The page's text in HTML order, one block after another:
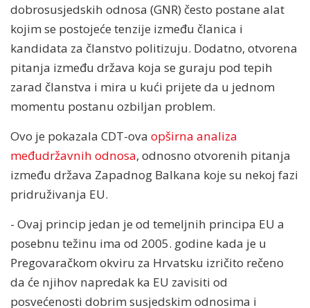
dobrosusjedskih odnosa (GNR) često postane alat
kojim se postojeće tenzije između članica i
kandidata za članstvo politizuju. Dodatno, otvorena
pitanja između država koja se guraju pod tepih
zarad članstva i mira u kući prijete da u jednom
momentu postanu ozbiljan problem.
Ovo je pokazala CDT-ova opširna analiza
međudržavnih odnosa, odnosno otvorenih pitanja
između država Zapadnog Balkana koje su nekoj fazi
pridruživanja EU.
- Ovaj princip jedan je od temeljnih principa EU a
posebnu težinu ima od 2005. godine kada je u
Pregovaračkom okviru za Hrvatsku izričito rečeno
da će njihov napredak ka EU zavisiti od
posvećenosti dobrim susjedskim odnosima i